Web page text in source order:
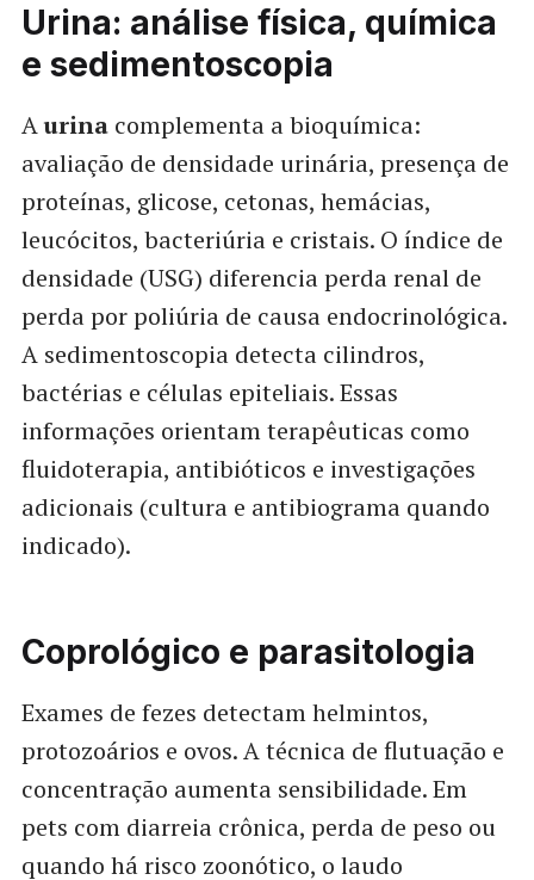
Urina: análise física, química
e sedimentoscopia
Aurinacomplementa a bioquímica:
avaliação de densidade urinária, presença de
proteínas, glicose, cetonas, hemácias,
leucócitos, bacteriúria e cristais. O índice de
densidade (USG) diferencia perda renal de
perda por poliúria de causa endocrinológica.
A sedimentoscopia detecta cilindros,
bactérias e células epiteliais. Essas
informações orientam terapêuticas como
fluidoterapia, antibióticos e investigações
adicionais (cultura e antibiograma quando
indicado).
Coprológico e parasitologia
Exames de fezes detectam helmintos,
protozoários e ovos. A técnica de flutuação e
concentração aumenta sensibilidade. Em
pets com diarreia crônica, perda de peso ou
quando há risco zoonótico, o laudo